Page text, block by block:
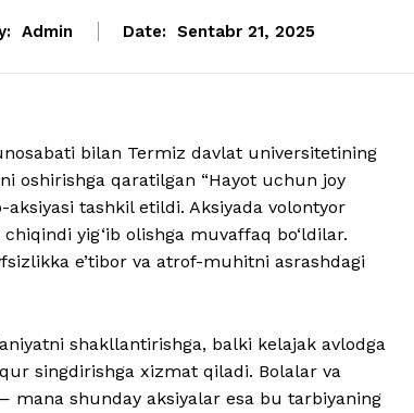
Admin Date: Sentabr 21, 2025
bilan Termiz davlat universitetining
oshirishga qaratilgan “Hayot uchun joy
tashkil etildi. Aksiyada volontyor
yig‘ib olishga muvaffaq bo‘ldilar.
e’tibor va atrof-muhitni asrashdagi
shakllantirishga, balki kelajak avlodga
singdirishga xizmat qiladi. Bolalar va
mana shunday aksiyalar esa bu tarbiyaning